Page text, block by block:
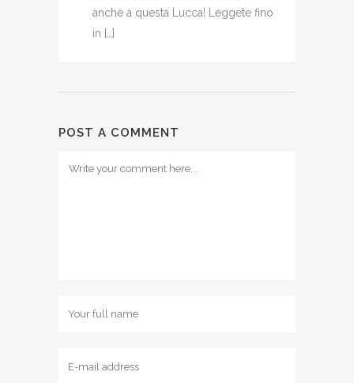
anche a questa Lucca! Leggete fino
in […]
POST A COMMENT